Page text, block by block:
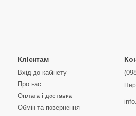
Клієнтам
Вхід до кабінету
Про нас
Оплата і доставка
Обмін та повернення